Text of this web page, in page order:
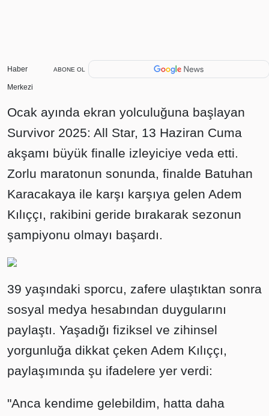
Haber
Merkezi
ABONE OL
Ocak ayında ekran yolculuğuna başlayan
Survivor 2025: All Star, 13 Haziran Cuma
akşamı büyük finalle izleyiciye veda etti.
Zorlu maratonun sonunda, finalde Batuhan
Karacakaya ile karşı karşıya gelen Adem
Kılıççı, rakibini geride bırakarak sezonun
şampiyonu olmayı başardı.
39 yaşındaki sporcu, zafere ulaştıktan sonra
sosyal medya hesabından duygularını
paylaştı. Yaşadığı fiziksel ve zihinsel
yorgunluğa dikkat çeken Adem Kılıççı,
paylaşımında şu ifadelere yer verdi:
"Anca kendime gelebildim, hatta daha